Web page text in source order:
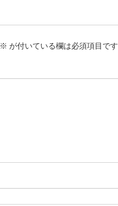
※ が付いている欄は必須項目です